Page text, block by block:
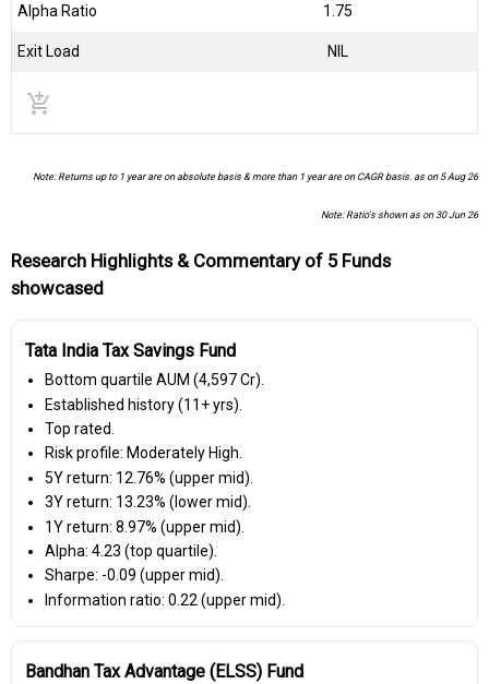
Alpha Ratio 1.75
Exit Load NIL
add_shopping_cart
Note: Returns up to 1 year are on absolute basis & more than 1 year are on CAGR basis. as on 5 Aug 26
Note: Ratio's shown as on 30 Jun 26
Research Highlights & Commentary of 5 Funds
showcased
Tata India Tax Savings Fund
Bottom quartile AUM (₹4,597 Cr).
Established history (11+ yrs).
Top rated.
Risk profile: Moderately High.
5Y return: 12.76% (upper mid).
3Y return: 13.23% (lower mid).
1Y return: 8.97% (upper mid).
Alpha: 4.23 (top quartile).
Sharpe: -0.09 (upper mid).
Information ratio: 0.22 (upper mid).
Bandhan Tax Advantage (ELSS) Fund